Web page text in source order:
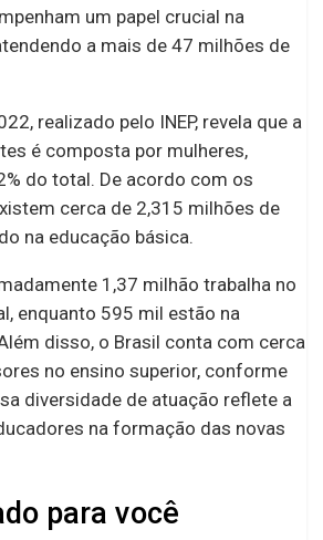
um papel crucial na
a mais de 47 milhões de
realizado pelo INEP, revela que a
é composta por mulheres,
do total. De acordo com os
cerca de 2,315 milhões de
na educação básica.
1,37 milhão trabalha no
enquanto 595 mil estão na
disso, o Brasil conta com cerca
no ensino superior, conforme
diversidade de atuação reflete a
na formação das novas
para você